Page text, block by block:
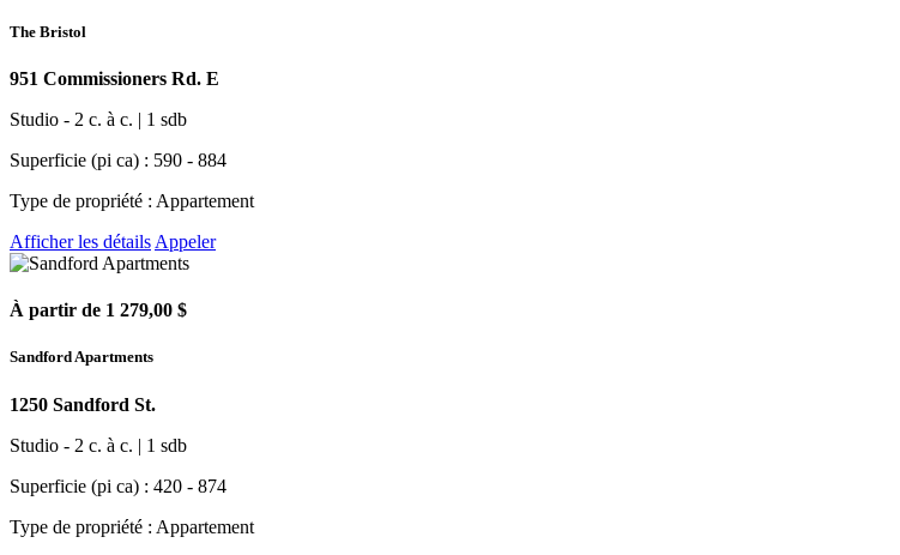
The Bristol
951 Commissioners Rd. E
Studio - 2 c. à c. | 1 sdb
Superficie (pi ca) : 590 - 884
Type de propriété : Appartement
Afficher les détails Appeler
À partir de 1 279,00 $
Sandford Apartments
1250 Sandford St.
Studio - 2 c. à c. | 1 sdb
Superficie (pi ca) : 420 - 874
Type de propriété : Appartement